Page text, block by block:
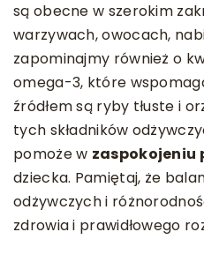
są obecne w szerokim
warzywach, owocach,
zapominajmy również o
omega-3, które
źródłem są ryby tłuste i
tych składników
pomoże w zaspokojeniu
dziecka. Pamiętaj, że
odżywczych i
zdrowia i prawidłowego